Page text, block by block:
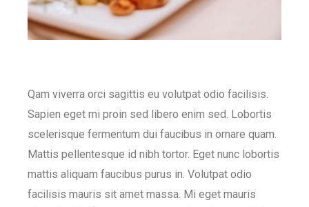
Qam viverra orci sagittis eu volutpat odio facilisis.
Sapien eget mi proin sed libero enim sed. Lobortis
scelerisque fermentum dui faucibus in ornare quam.
Mattis pellentesque id nibh tortor. Eget nunc lobortis
mattis aliquam faucibus purus in. Volutpat odio
facilisis mauris sit amet massa. Mi eget mauris